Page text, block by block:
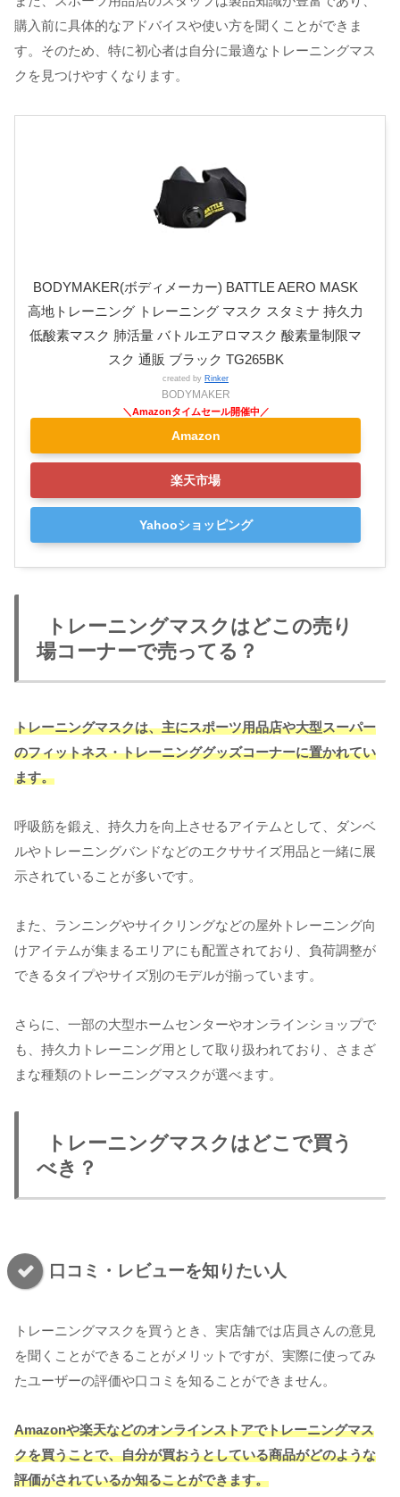
購入前に具体的なアドバイスや使い方を聞くことができま
す。そのため、特に初心者は自分に最適なトレーニングマス
クを見つけやすくなります。
BODYMAKER(ボディメーカー) BATTLE AERO MASK
高地トレーニング トレーニング マスク スタミナ 持久力
低酸素マスク 肺活量 バトルエアロマスク 酸素量制限マ
スク 通販 ブラック TG265BK
created by Rinker
BODYMAKER
Amazon
楽天市場
Yahooショッピング
トレーニングマスクはどこの売り
場コーナーで売ってる？
トレーニングマスクは、主にスポーツ用品店や大型スーパー
のフィットネス・トレーニンググッズコーナーに置かれてい
ます。
呼吸筋を鍛え、持久力を向上させるアイテムとして、ダンベ
ルやトレーニングバンドなどのエクササイズ用品と一緒に展
示されていることが多いです。
また、ランニングやサイクリングなどの屋外トレーニング向
けアイテムが集まるエリアにも配置されており、負荷調整が
できるタイプやサイズ別のモデルが揃っています。
さらに、一部の大型ホームセンターやオンラインショップで
も、持久力トレーニング用として取り扱われており、さまざ
まな種類のトレーニングマスクが選べます。
トレーニングマスクはどこで買う
べき？
口コミ・レビューを知りたい人
トレーニングマスクを買うとき、実店舗では店員さんの意見
を聞くことができることがメリットですが、実際に使ってみ
たユーザーの評価や口コミを知ることができません。
Amazonや楽天などのオンラインストアでトレーニングマス
クを買うことで、自分が買おうとしている商品がどのような
評価がされているか知ることができます。